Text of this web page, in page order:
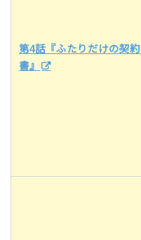
第4話『ふたりだけの契約
書』